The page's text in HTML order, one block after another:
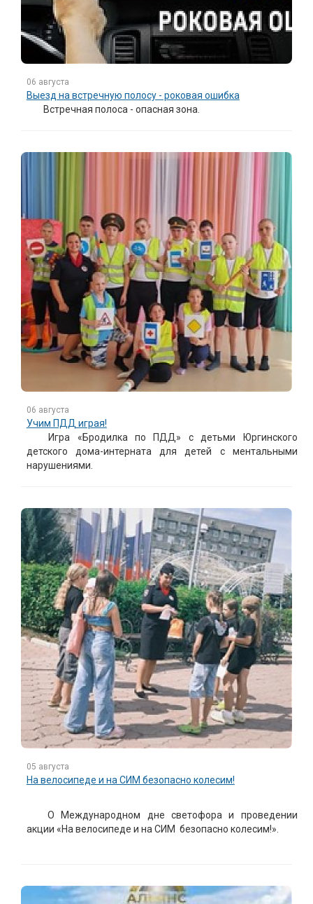
06 августа
Выезд на встречную полосу - роковая ошибка
Встречная полоса - опасная зона.
06 августа
Учим ПДД играя!
Игра «Бродилка по ПДД» с детьми Юргинского
детского дома-интерната для детей с ментальными
нарушениями.
05 августа
На велосипеде и на СИМ безопасно колесим!
О Международном дне светофора и проведении
акции «На велосипеде и на СИМ безопасно колесим!».